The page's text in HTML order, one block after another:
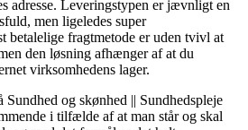
adresse. Leveringstypen er jævnligt en
men ligeledes super
betalelige fragtmetode er uden tvivl at
den løsning afhænger af at du
virksomhedens lager.
Sundhed og skønhed || Sundhedspleje
i tilfælde af at man står og skal